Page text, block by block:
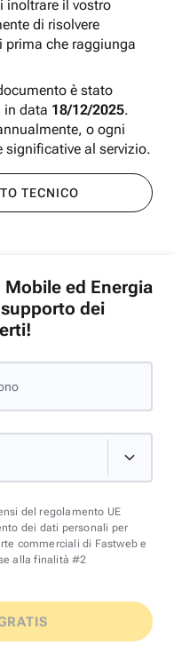
inoltrare il vostro
di risolvere
prima che raggiunga
è stato
in data 18/12/2025.
o ogni
al servizio.
TECNICO
ed Energia
dei
del regolamento UE
dei dati personali per
commerciali di Fastweb e
alla finalità #2